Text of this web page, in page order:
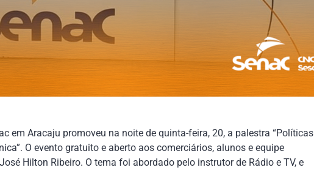
em Aracaju promoveu na noite de quinta-feira, 20, a palestra “Políticas
O evento gratuito e aberto aos comerciários, alunos e equipe
Hilton Ribeiro. O tema foi abordado pelo instrutor de Rádio e TV, e